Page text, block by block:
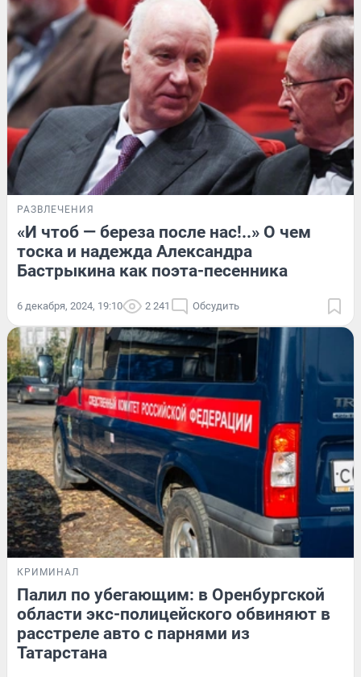
РАЗВЛЕЧЕНИЯ
«И чтоб — береза после нас!..» О чем
тоска и надежда Александра
Бастрыкина как поэта-песенника
6 декабря, 2024, 19:10 2 241 Обсудить
КРИМИНАЛ
Палил по убегающим: в Оренбургской
области экс-полицейского обвиняют в
расстреле авто с парнями из
Татарстана